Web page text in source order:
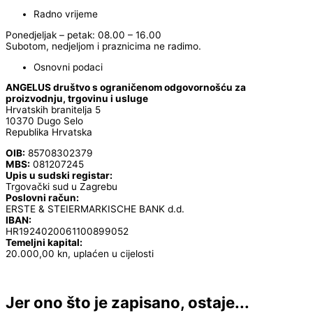
Radno vrijeme
Ponedjeljak – petak: 08.00 – 16.00
Subotom, nedjeljom i praznicima ne radimo.
Osnovni podaci
ANGELUS društvo s ograničenom odgovornošću za
proizvodnju, trgovinu i usluge
Hrvatskih branitelja 5
10370 Dugo Selo
Republika Hrvatska
OIB: 85708302379
MBS: 081207245
Upis u sudski registar:
Trgovački sud u Zagrebu
Poslovni račun:
ERSTE & STEIERMARKISCHE BANK d.d.
IBAN:
HR1924020061100899052
Temeljni kapital:
20.000,00 kn, uplaćen u cijelosti
Jer ono što je zapisano, ostaje...